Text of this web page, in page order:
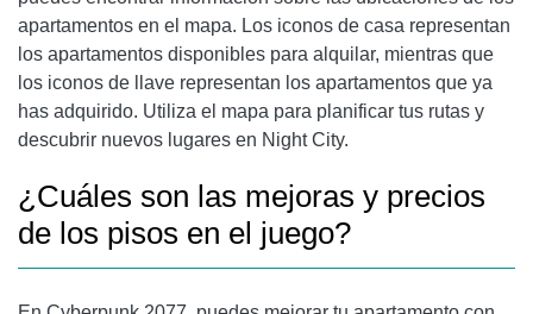
apartamentos en el mapa. Los iconos de casa representan
los apartamentos disponibles para alquilar, mientras que
los iconos de llave representan los apartamentos que ya
has adquirido. Utiliza el mapa para planificar tus rutas y
descubrir nuevos lugares en Night City.
¿Cuáles son las mejoras y precios
de los pisos en el juego?